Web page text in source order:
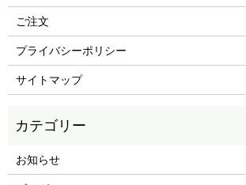
ご注文
プライバシーポリシー
サイトマップ
お知らせ